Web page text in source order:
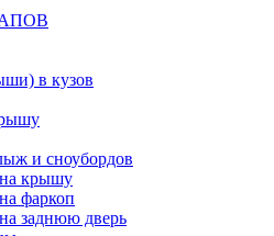
в кузов
и сноубордов
крышу
фаркоп
заднюю дверь